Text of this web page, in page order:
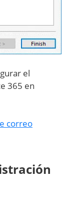
el
365 en
correo